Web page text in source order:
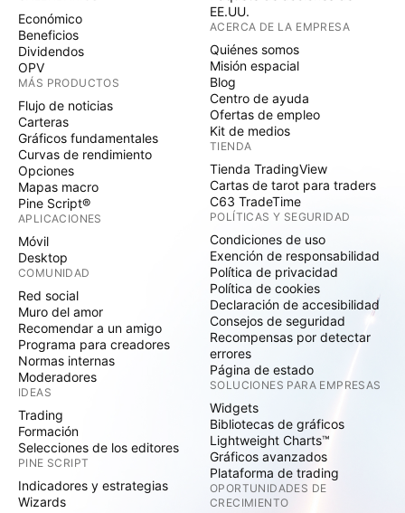
Económico
Beneficios
Dividendos
OPV
MÁS PRODUCTOS
Flujo de noticias
Carteras
Gráficos fundamentales
Curvas de rendimiento
Opciones
Mapas macro
Pine Script®
APLICACIONES
Móvil
Desktop
COMUNIDAD
Red social
Muro del amor
Recomendar a un amigo
Programa para creadores
Normas internas
Moderadores
IDEAS
Trading
Formación
Selecciones de los editores
PINE SCRIPT
Indicadores y estrategias
Wizards
EE.UU.
ACERCA DE LA EMPRESA
Quiénes somos
Misión espacial
Blog
Centro de ayuda
Ofertas de empleo
Kit de medios
TIENDA
Tienda TradingView
Cartas de tarot para traders
C63 TradeTime
POLÍTICAS Y SEGURIDAD
Condiciones de uso
Exención de responsabilidad
Política de privacidad
Política de cookies
Declaración de accesibilidad
Consejos de seguridad
Recompensas por detectar
errores
Página de estado
SOLUCIONES PARA EMPRESAS
Widgets
Bibliotecas de gráficos
Lightweight Charts™
Gráficos avanzados
Plataforma de trading
OPORTUNIDADES DE
CRECIMIENTO